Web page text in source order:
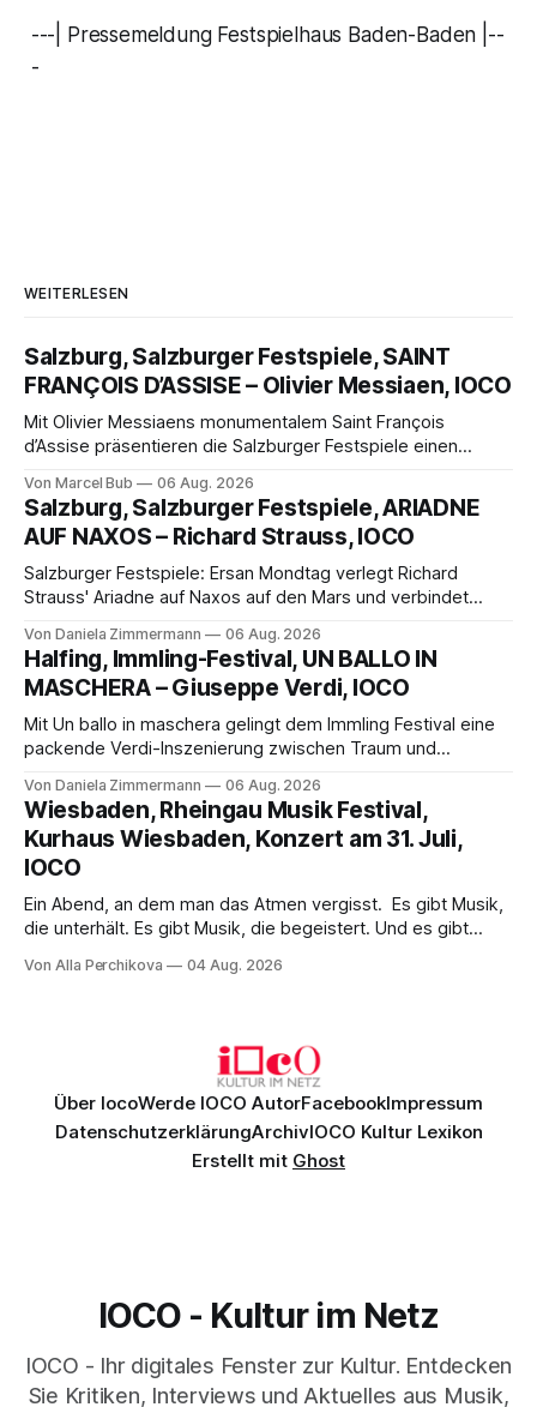
---| Pressemeldung Festspielhaus Baden-Baden |--
-
WEITERLESEN
Salzburg, Salzburger Festspiele, SAINT
FRANÇOIS D’ASSISE – Olivier Messiaen, IOCO
Mit Olivier Messiaens monumentalem Saint François
d’Assise präsentieren die Salzburger Festspiele einen
eine bildgewaltige Inszenierung, Maxime Pascal entfaltet
die komplexe Partitur eindrucksvoll, Philippe Sly berührt als
Franziskus.
Von Marcel Bub 06 Aug. 2026
Salzburg, Salzburger Festspiele, ARIADNE
AUF NAXOS – Richard Strauss, IOCO
Salzburger Festspiele: Ersan Mondtag verlegt Richard
Strauss' Ariadne auf Naxos auf den Mars und verbindet
Aufführung mit starken Solisten und den Wiener
Philharmonikern, szenisch bleibt der zweite Akt jedoch
hinter den Erwartungen zurück.
Von Daniela Zimmermann 06 Aug. 2026
Halfing, Immling-Festival, UN BALLO IN
MASCHERA – Giuseppe Verdi, IOCO
Mit Un ballo in maschera gelingt dem Immling Festival eine
packende Verdi-Inszenierung zwischen Traum und
psychologische Tiefe mit starken Bildern, getragen von
einem spielfreudigen Ensemble und einer musikalisch
überzeugenden Gesamtleistung.
Von Daniela Zimmermann 06 Aug. 2026
Wiesbaden, Rheingau Musik Festival,
Kurhaus Wiesbaden, Konzert am 31. Juli,
IOCO
Ein Abend, an dem man das Atmen vergisst. Es gibt Musik,
die unterhält. Es gibt Musik, die begeistert. Und es gibt
Genau so war der Abend im Kurhaus Wiesbaden, an dem
Von Alla Perchikova 04 Aug. 2026
Über IocoWerde IOCO AutorFacebookImpressum
DatenschutzerklärungArchivIOCO Kultur Lexikon
Erstellt mit Ghost
IOCO - Kultur im Netz
IOCO - Ihr digitales Fenster zur Kultur. Entdecken
Sie Kritiken, Interviews und Aktuelles aus Musik,